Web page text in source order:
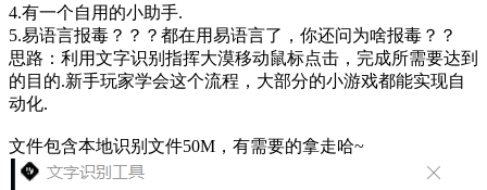
4.有一个自用的小助手.
5.易语言报毒？？？都在用易语言了，你还问为啥报毒？？
思路：利用文字识别指挥大漠移动鼠标点击，完成所需要达到
的目的.新手玩家学会这个流程，大部分的小游戏都能实现自
动化.
文件包含本地识别文件50M，有需要的拿走哈~